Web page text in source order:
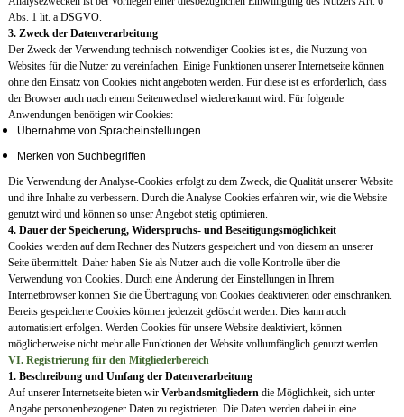
Abs. 1 lit. a DSGVO.
3. Zweck der Datenverarbeitung
Der Zweck der Verwendung technisch notwendiger Cookies ist es, die Nutzung von
Websites für die Nutzer zu vereinfachen. Einige Funktionen unserer Internetseite können
ohne den Einsatz von Cookies nicht angeboten werden. Für diese ist es erforderlich, dass
der Browser auch nach einem Seitenwechsel wiedererkannt wird. Für folgende
Anwendungen benötigen wir Cookies:
Übernahme von Spracheinstellungen
Merken von Suchbegriffen
Die Verwendung der Analyse-Cookies erfolgt zu dem Zweck, die Qualität unserer Website
und ihre Inhalte zu verbessern. Durch die Analyse-Cookies erfahren wir, wie die Website
genutzt wird und können so unser Angebot stetig optimieren.
4. Dauer der Speicherung, Widerspruchs- und Beseitigungsmöglichkeit
Cookies werden auf dem Rechner des Nutzers gespeichert und von diesem an unserer
Seite übermittelt. Daher haben Sie als Nutzer auch die volle Kontrolle über die
Verwendung von Cookies. Durch eine Änderung der Einstellungen in Ihrem
Internetbrowser können Sie die Übertragung von Cookies deaktivieren oder einschränken.
Bereits gespeicherte Cookies können jederzeit gelöscht werden. Dies kann auch
automatisiert erfolgen. Werden Cookies für unsere Website deaktiviert, können
möglicherweise nicht mehr alle Funktionen der Website vollumfänglich genutzt werden.
VI. Registrierung für den Mitgliederbereich
1. Beschreibung und Umfang der Datenverarbeitung
Auf unserer Internetseite bieten wir Verbandsmitgliederndie Möglichkeit, sich unter
Angabe personenbezogener Daten zu registrieren. Die Daten werden dabei in eine